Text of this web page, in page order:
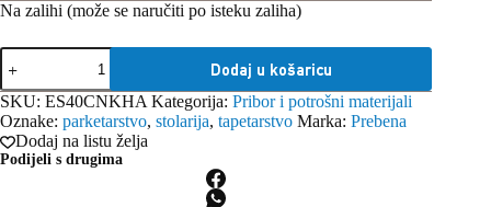
Na zalihi (može se naručiti po isteku zaliha)
Prebena
pocinčani
ulošci
obloženi
smolom
ES40CNKHA
(2.600
Dodaj u košaricu
SKU: ES40CNKHA Kategorija: Pribor i potrošni materijali
Oznake: parketarstvo, stolarija, tapetarstvo Marka: Prebena
Dodaj na listu želja
Podijeli s drugima